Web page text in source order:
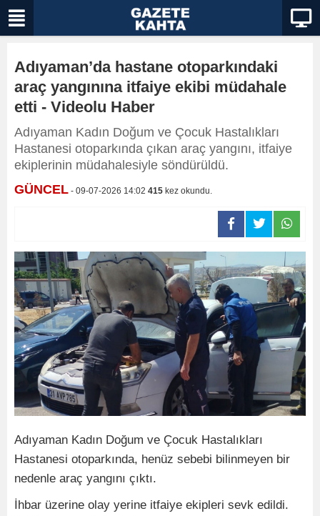
Adıyaman’da hastane otoparkındaki
araç yangınına itfaiye ekibi müdahale
etti - Videolu Haber
Adıyaman Kadın Doğum ve Çocuk Hastalıkları
Hastanesi otoparkında çıkan araç yangını, itfaiye
ekiplerinin müdahalesiyle söndürüldü.
GÜNCEL - 09-07-2026 14:02 415 kez okundu.
Adıyaman Kadın Doğum ve Çocuk Hastalıkları
Hastanesi otoparkında, henüz sebebi bilinmeyen bir
nedenle araç yangını çıktı.
İhbar üzerine olay yerine itfaiye ekipleri sevk edildi.